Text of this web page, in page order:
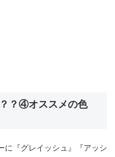
？④オススメの色
に『グレイッシュ』『アッシ